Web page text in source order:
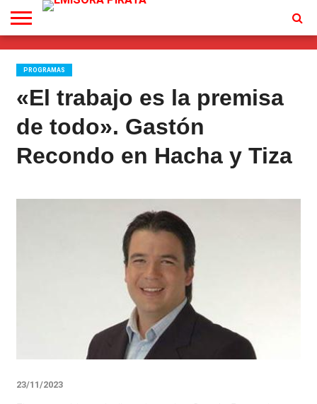
TV
EN
VIVO
CONTACTO
PROGRAMAS
«El trabajo es la premisa
de todo». Gastón
Recondo en Hacha y Tiza
23/11/2023